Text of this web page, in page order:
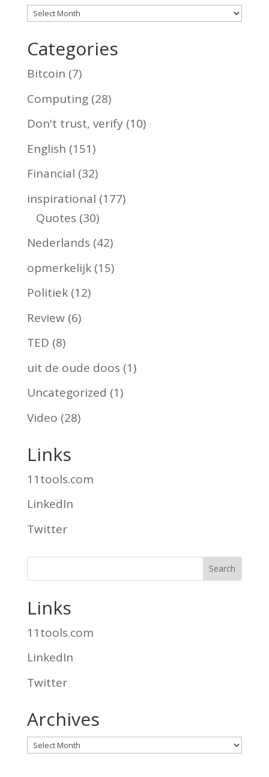
Archives
Categories
Bitcoin (7)
Computing(28)
Don't trust, verify (10)
English (151)
Financial (32)
inspirational (177)
Quotes (30)
Nederlands (42)
opmerkelijk(15)
Politiek(12)
Review(6)
TED (8)
uit de oude doos (1)
Uncategorized (1)
Video (28)
Links
11tools.com
LinkedIn
Twitter
Links
11tools.com
LinkedIn
Twitter
Archives
Archives